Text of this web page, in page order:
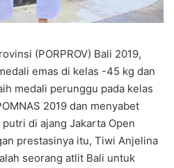
(PORPROV) Bali 2019,
emas di kelas -45 kg dan
medali perunggu pada kelas
2019 dan menyabet
di ajang Jakarta Open
prestasinya itu, Tiwi Anjelina
seorang atlit Bali untuk